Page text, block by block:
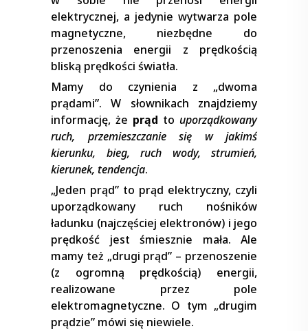
elektrycznej, a jedynie wytwarza pole
magnetyczne, niezbędne do
przenoszenia energii z prędkością
bliską prędkości światła.
Mamy do czynienia z „dwoma
prądami”. W słownikach znajdziemy
informację, że prąd to uporządkowany
ruch, przemieszczanie się w jakimś
kierunku, bieg, ruch wody, strumień,
kierunek, tendencja.
„Jeden prąd” to prąd elektryczny, czyli
uporządkowany ruch nośników
ładunku (najczęściej elektronów) i jego
prędkość jest śmiesznie mała. Ale
mamy też „drugi prąd” – przenoszenie
(z ogromną prędkością) energii,
realizowane przez pole
elektromagnetyczne. O tym „drugim
prądzie” mówi się niewiele.